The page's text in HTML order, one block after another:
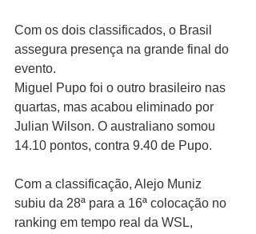
Com os dois classificados, o Brasil
assegura presença na grande final do
evento.
Miguel Pupo foi o outro brasileiro nas
quartas, mas acabou eliminado por
Julian Wilson. O australiano somou
14.10 pontos, contra 9.40 de Pupo.
Com a classificação, Alejo Muniz
subiu da 28ª para a 16ª colocação no
ranking em tempo real da WSL,